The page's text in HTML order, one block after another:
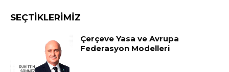
SEÇTIKLERIMIZ
Çerçeve Yasa ve Avrupa
Federasyon Modelleri